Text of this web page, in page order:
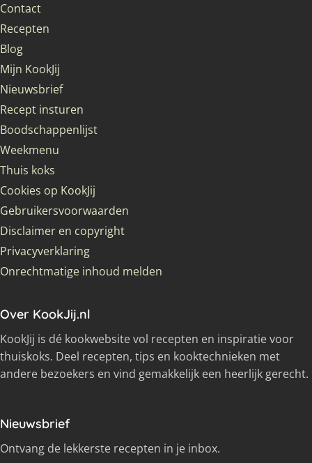
Contact
Recepten
Blog
Mijn KookJij
Nieuwsbrief
Recept insturen
Boodschappenlijst
Weekmenu
Thuis koks
Cookies op KookJij
Gebruikersvoorwaarden
Disclaimer en copyright
Privacyverklaring
Onrechtmatige inhoud melden
Over KookJij.nl
KookJij is dé kookwebsite vol recepten en inspiratie voor
thuiskoks. Deel recepten, tips en kooktechnieken met
andere bezoekers en vind gemakkelijk een heerlijk gerecht.
Nieuwsbrief
Ontvang de lekkerste recepten in je inbox.